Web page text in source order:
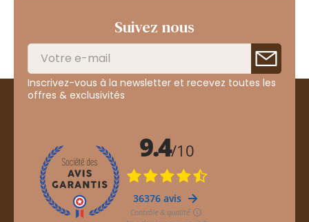
Suivez nous
Inscrivez-vous à la newsletter et recevez toutes les
offres & exclusivités